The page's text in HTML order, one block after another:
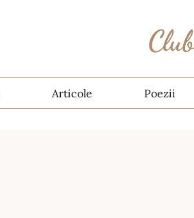
Articole Poezii